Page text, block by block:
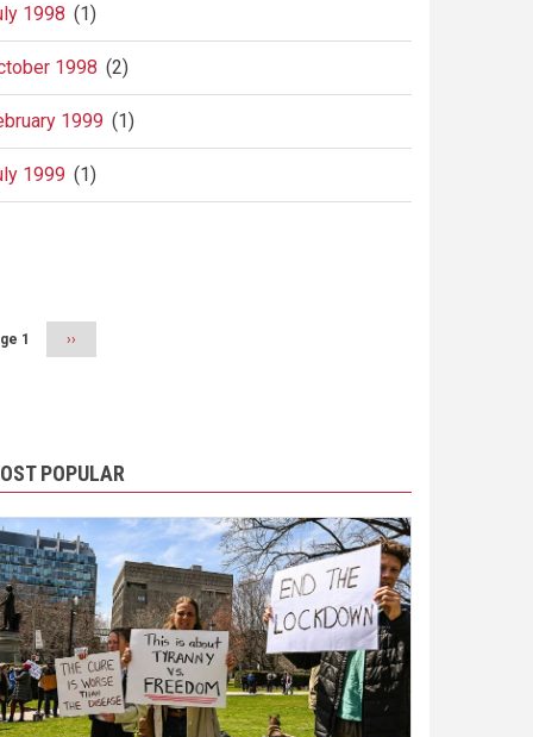
1998 (1)
1998 (2)
1999 (1)
1999 (1)
1
Next
page
››
POPULAR